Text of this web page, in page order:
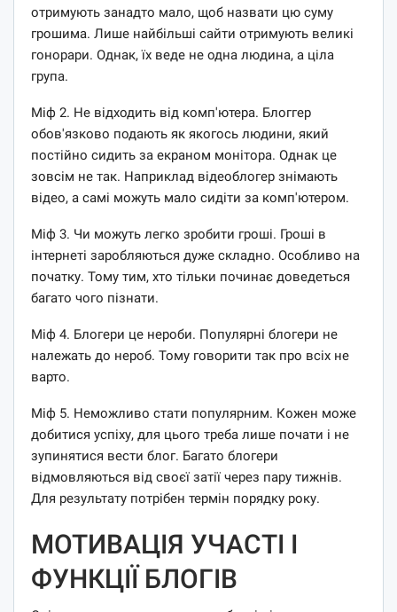
отримують занадто мало, щоб назвати цю суму
грошима. Лише найбільші сайти отримують великі
гонорари. Однак, їх веде не одна людина, а ціла
група.
Міф 2. Не відходить від комп'ютера. Блоггер
обов'язково подають як якогось людини, який
постійно сидить за екраном монітора. Однак це
зовсім не так. Наприклад відеоблогер знімають
відео, а самі можуть мало сидіти за комп'ютером.
Міф 3. Чи можуть легко зробити гроші. Гроші в
інтернеті заробляються дуже складно. Особливо на
початку. Тому тим, хто тільки починає доведеться
багато чого пізнати.
Міф 4. Блогери це нероби. Популярні блогери не
належать до нероб. Тому говорити так про всіх не
варто.
Міф 5. Неможливо стати популярним. Кожен може
добитися успіху, для цього треба лише почати і не
зупинятися вести блог. Багато блогери
відмовляються від своєї затії через пару тижнів.
Для результату потрібен термін порядку року.
МОТИВАЦІЯ УЧАСТІ І
ФУНКЦІЇ БЛОГІВ